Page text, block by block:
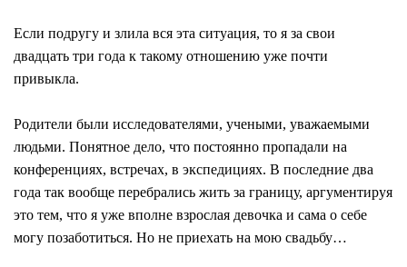
Если подругу и злила вся эта ситуация, то я за свои
двадцать три года к такому отношению уже почти
привыкла.
Родители были исследователями, учеными, уважаемыми
людьми. Понятное дело, что постоянно пропадали на
конференциях, встречах, в экспедициях. В последние два
года так вообще перебрались жить за границу, аргументируя
это тем, что я уже вполне взрослая девочка и сама о себе
могу позаботиться. Но не приехать на мою свадьбу…